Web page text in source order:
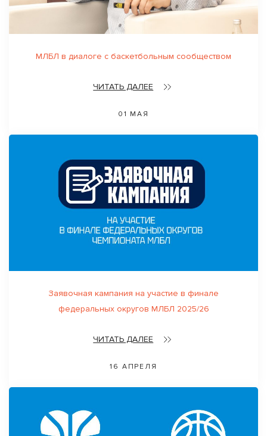
МЛБЛ в диалоге с баскетбольным сообществом
ЧИТАТЬ ДАЛЕЕ
01 МАЯ
Заявочная кампания на участие в финале
федеральных округов МЛБЛ 2025/26
ЧИТАТЬ ДАЛЕЕ
16 АПРЕЛЯ